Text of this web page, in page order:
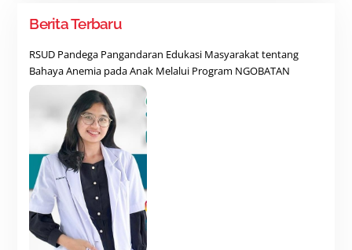
Berita Terbaru
RSUD Pandega Pangandaran Edukasi Masyarakat tentang
Bahaya Anemia pada Anak Melalui Program NGOBATAN